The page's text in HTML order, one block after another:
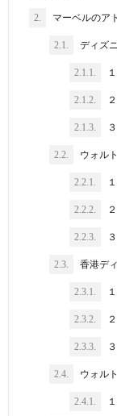
2. マーベルのア
2.1. ディズ
2.1.1.
2.1.2.
2.1.3.
2.2. ウォル
2.2.1.
2.2.2.
2.2.3.
2.3. 香港デ
2.3.1.
2.3.2.
2.3.3.
2.4. ウォル
2.4.1.